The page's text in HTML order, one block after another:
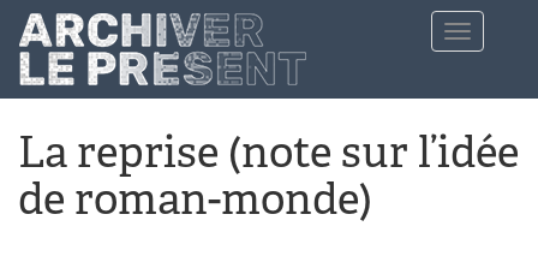
Aller au contenu principal
Toggle
navigation
La reprise (note sur l’idée
de roman-monde)